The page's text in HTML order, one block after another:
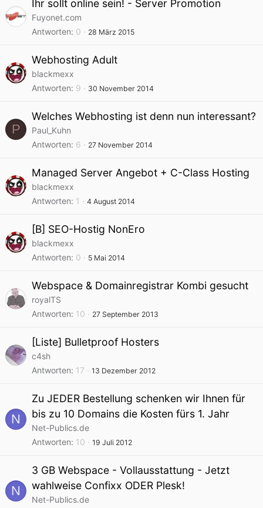
Ihr sollt online sein! - Server Promotion
Fuyonet.com
Antworten 0 28 März 2015
Webhosting Adult
blackmexx
Antworten 9 30 November 2014
P
Welches Webhosting ist denn nun interessant?
Paul_Kuhn
Antworten 6 27 November 2014
Managed Server Angebot + C-Class Hosting
blackmexx
Antworten 1 4 August 2014
[B] SEO-Hostig NonEro
blackmexx
Antworten 0 5 Mai 2014
Webspace & Domainregistrar Kombi gesucht
royalTS
Antworten 10 27 September 2013
[Liste] Bulletproof Hosters
c4sh
Antworten 17 13 Dezember 2012
N
Zu JEDER Bestellung schenken wir Ihnen für
bis zu 10 Domains die Kosten fürs 1. Jahr
Net-Publics.de
Antworten 10 19 Juli 2012
N
3 GB Webspace - Vollausstattung - Jetzt
wahlweise Confixx ODER Plesk!
Net-Publics.de